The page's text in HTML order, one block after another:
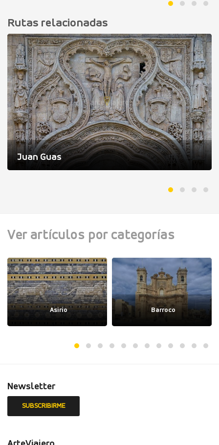
Rutas relacionadas
Juan Guas
Ver artículos por categorías
Asirio Barroco
Newsletter